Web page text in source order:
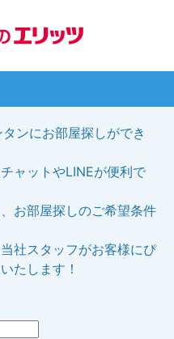
ンにお部屋探しができ
ャットやLINEが便利で
お部屋探しのご希望条件
社スタッフがお客様にぴ
たします！